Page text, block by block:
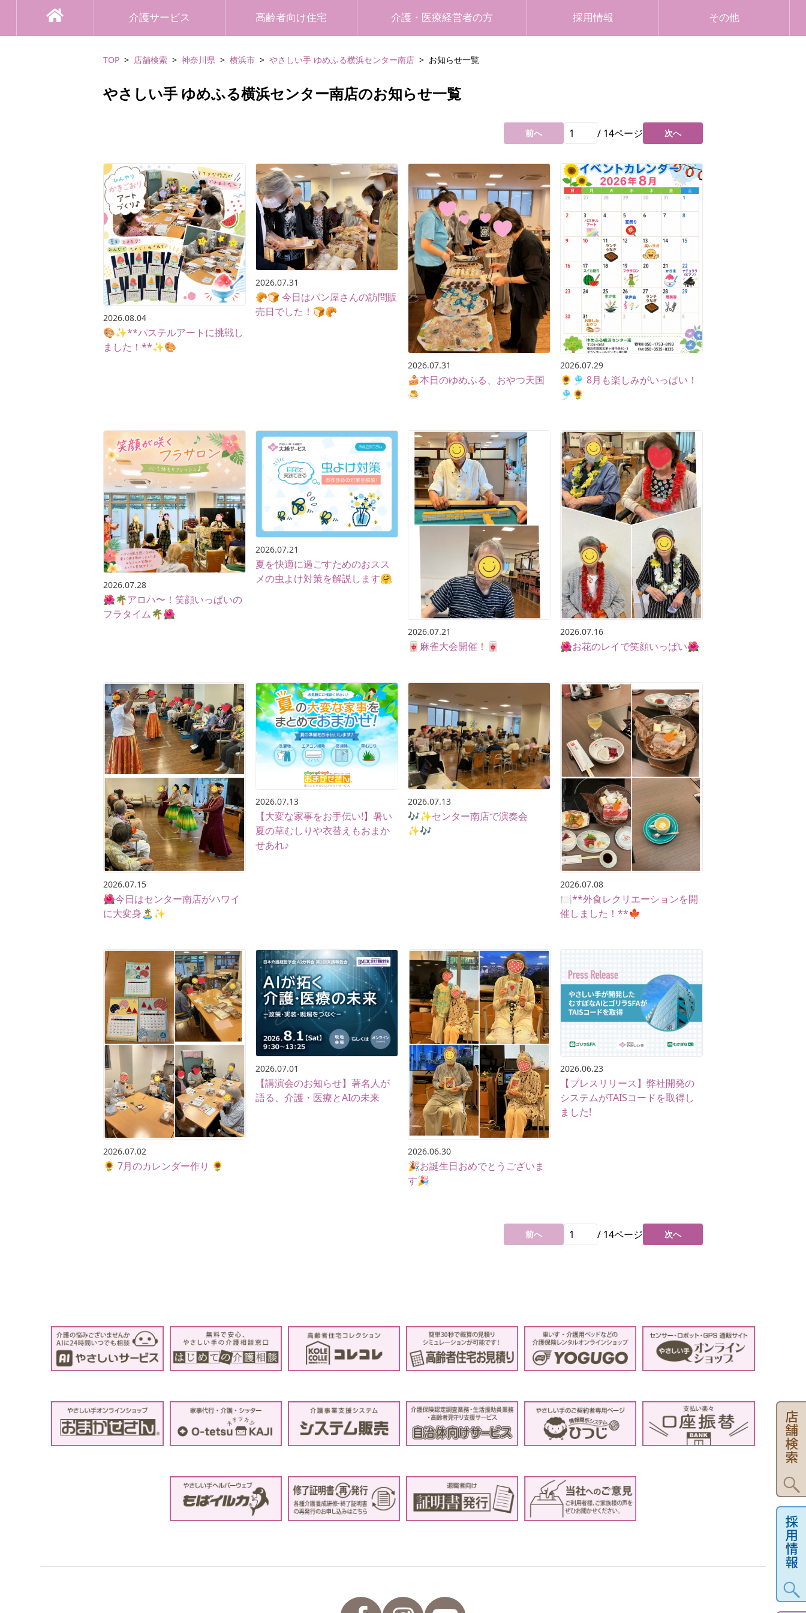
介護サービス 高齢者向け住宅 介護・医療経営者の方 採用情報 その他
TOP 店舗検索 神奈川県 横浜市 やさしい手 ゆめふる横浜センター南店 お知らせ一覧
やさしい手 ゆめふる横浜センター南店のお知らせ一覧
前へ / 14ページ 次へ
2026.08.04
🎨✨**パステルアートに挑戦し
ました！**✨🎨
2026.07.31
🥐🍞 今日はパン屋さんの訪問販
売日でした！🍞🥐
2026.07.31
🍰本日のゆめふる、おやつ天国
🍮
2026.07.29
🌻🎐 8月も楽しみがいっぱい！
🎐🌻
2026.07.28
🌺🌴アロハ〜！笑顔いっぱいの
フラタイム🌴🌺
2026.07.21
夏を快適に過ごすためのおスス
メの虫よけ対策を解説します🤗
2026.07.21
🀄️麻雀大会開催！🀄️
2026.07.16
🌺お花のレイで笑顔いっぱい🌺
2026.07.15
🌺今日はセンター南店がハワイ
に大変身🏝️✨
2026.07.13
【大変な家事をお手伝い!】暑い
夏の草むしりや衣替えもおまか
せあれ♪
2026.07.13
🎶✨センター南店で演奏会
✨🎶
2026.07.08
🍽️**外食レクリエーションを開
催しました！**🍁
2026.07.02
🌻 7月のカレンダー作り 🌻
2026.07.01
【講演会のお知らせ】著名人が
語る、介護・医療とAIの未来
2026.06.30
🎉お誕生日おめでとうございま
す🎉
2026.06.23
【プレスリリース】弊社開発の
システムがTAISコードを取得し
ました!
前へ / 14ページ 次へ